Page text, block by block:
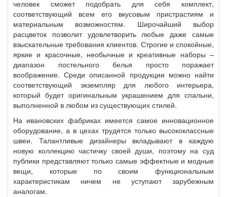
человек сможет подобрать для себя комплект,
соответствующий всем его вкусовым пристрастиям и
материальным возможностям. Широчайший выбор
расцветок позволит удовлетворить любые даже самые
взыскательные требования клиентов. Строгие и спокойные,
яркие и красочные, необычные и креативные наборы –
диапазон постельного белья просто поражает
воображение. Среди описанной продукции можно найти
соответствующий экземпляр для любого интерьера,
который будет оригинальным украшением для спальни,
выполненной в любом из существующих стилей.
На ивановских фабриках имеется самое инновационное
оборудование, а в цехах трудятся только высококлассные
швеи. Талантливые дизайнеры вкладывают в каждую
новую коллекцию частичку своей души, поэтому на суд
публики представляют только самые эффектные и модные
вещи, которые по своим функциональным
характеристикам ничем не уступают зарубежным
аналогам.